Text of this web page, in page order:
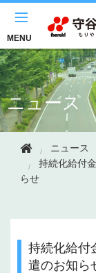
MENU
ニュース
ニュース
持続化給付
らせ
持続化給付
遣のお知ら